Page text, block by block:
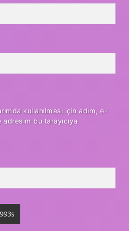
kullanılması için adım, e-
bu tarayıcıya